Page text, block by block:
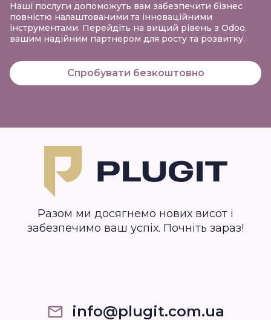
Наші послуги допоможуть вам забезпечити бізнес
повністю налаштованими та інноваційними
інструментами. Перейдіть на вищий рівень з Odoo,
вашим надійним партнером для росту та розвитку.
Спробувати безкоштовно
Разом ми досягнемо нових висот і
забезпечимо ваш успіх. Почніть зараз!
info@plugit.com.ua